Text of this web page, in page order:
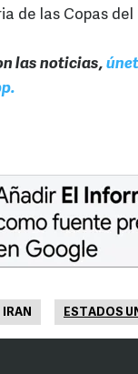
de las Copas del
las noticias,
IRAN ESTADOS